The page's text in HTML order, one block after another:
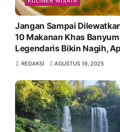
Jangan Sampai
10 Makanan Khas
Legendaris Bikin Nagih,
REDAKSI AGUSTUS 19, 2025